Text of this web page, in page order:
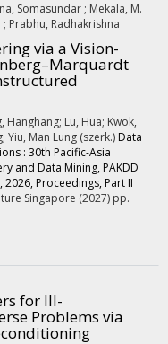
Somasundar ; Mekala, M.
; Prabhu, Radhakrishna
via a Vision-
Hanghang; Lu, Hua; Kwok,
Yiu, Man Lung (szerk.) Data
: 30th Pacific-Asia
and Data Mining, PAKDD
2026, Proceedings, Part II
Singapore (2027) pp.
for Ill-
Problems via